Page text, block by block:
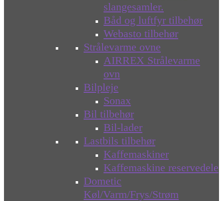
slangesamler.
Båd og luftfyr tilbehør
Webasto tilbehør
Strålevarme ovne
AIRREX Strålevarme
ovn
Bilpleje
Sonax
Bil tilbehør
Bil-lader
Lastbils tilbehør
Kaffemaskiner
Kaffemaskine reservedele
Dometic
Køl/Varm/Frys/Strøm